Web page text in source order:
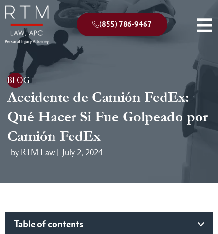
(855) 786-9467
BLOG
Accidente de Camión FedEx:
Qué Hacer Si Fue Golpeado por
Camión FedEx
by RTM Law | July 2, 2024
Table of contents